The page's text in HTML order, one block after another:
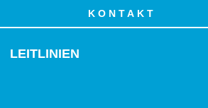
KONTAKT
LEITLINIEN